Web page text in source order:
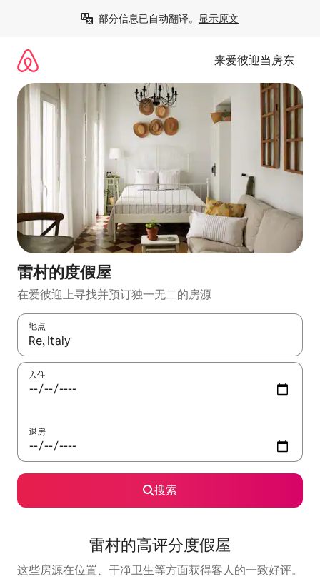
部分信息已自动翻译。 显示原文
来爱彼迎当房东
雷村的度假屋
在爱彼迎上寻找并预订独一无二的房源
地点
如有搜索结果，请使用上下方向键查看，或通过点击或滑动手势
入住
退房
搜索
雷村的高评分度假屋
这些房源在位置、干净卫生等方面获得客人的一致好评。